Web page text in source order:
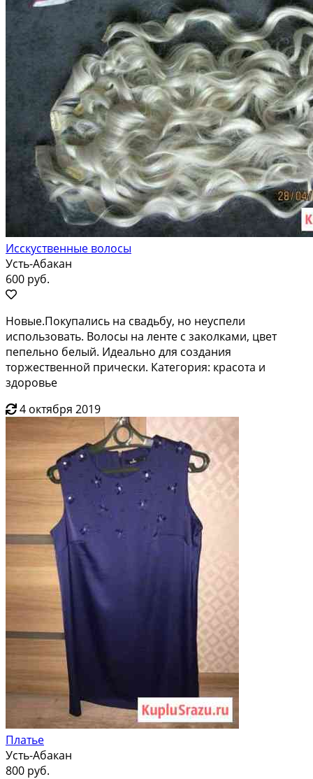
Исскуственные волосы
Усть-Абакан
600 руб.
Новые.Покупались на свадьбу, но неуспели
использовать. Волосы на ленте с заколками, цвет
пепельно белый. Идеально для создания
торжественной прически. Категория: красота и
здоровье
4 октября 2019
Платье
Усть-Абакан
800 руб.